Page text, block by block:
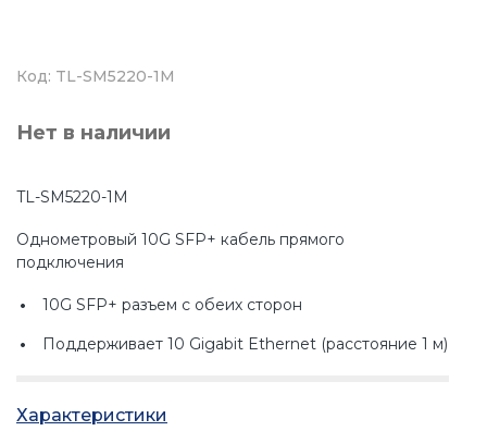
Код: TL-SM5220-1M
Нет в наличии
TL-SM5220-1M
Однометровый 10G SFP+ кабель прямого
подключения
10G SFP+ разъем с обеих сторон
Поддерживает 10 Gigabit Ethernet (расстояние 1 м)
Характеристики